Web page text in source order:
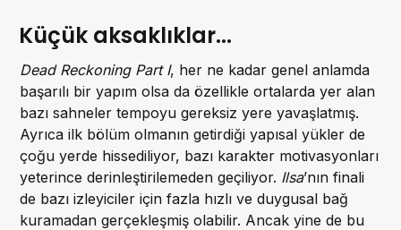
Küçük aksaklıklar...
Dead Reckoning Part I, her ne kadar genel anlamda
başarılı bir yapım olsa da özellikle ortalarda yer alan
bazı sahneler tempoyu gereksiz yere yavaşlatmış.
Ayrıca ilk bölüm olmanın getirdiği yapısal yükler de
çoğu yerde hissediliyor, bazı karakter motivasyonları
yeterince derinleştirilemeden geçiliyor. Ilsa’nın finali
de bazı izleyiciler için fazla hızlı ve duygusal bağ
kuramadan gerçekleşmiş olabilir. Ancak yine de bu